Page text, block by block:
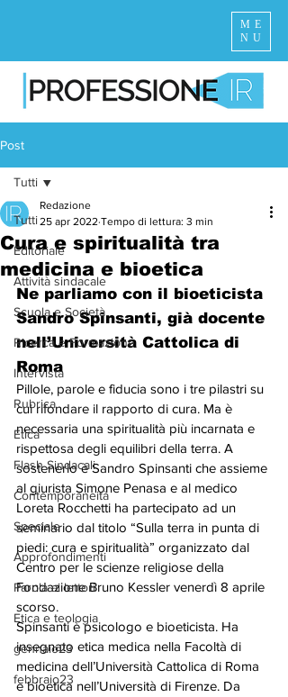
ME
NU
Post
Tutti
Editoriale
Attività sindacale
Scuola e Società
Ricerca e Formazione
Intervista
Rubrica
Etica
Flash Sindacali
Contemporaneità
Speciale
Approfondimenti
Parola ai lettori
Etica e teologia
gennaio23
febbraio23
Tutti
Cura e spiritualità tra
medicina e bioetica
Redazione
25 apr 2022 Tempo di lettura: 3 min
Ne parliamo con il bioeticista
Sandro Spinsanti, già docente
nell’Università Cattolica di
Roma
Pillole, parole e fiducia sono i tre pilastri su
cui rifondare il rapporto di cura. Ma è
necessaria una spiritualità più incarnata e
rispettosa degli equilibri della terra. A
sostenerlo è Sandro Spinsanti che assieme
al giurista Simone Penasa e al medico
Loreta Rocchetti ha partecipato ad un
seminario dal titolo “Sulla terra in punta di
piedi: cura e spiritualità” organizzato dal
Centro per le scienze religiose della
Fondazione Bruno Kessler venerdì 8 aprile
scorso.
Spinsanti è psicologo e bioeticista. Ha
insegnato etica medica nella Facoltà di
medicina dell’Università Cattolica di Roma
e bioetica nell’Università di Firenze. Da